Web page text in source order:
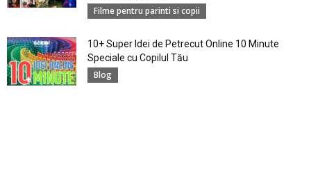
Filme pentru parinti si copii
10+ Super Idei de Petrecut Online 10 Minute
Speciale cu Copilul Tău
Blog